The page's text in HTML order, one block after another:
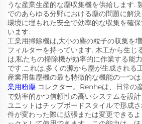
うな産業生産的な塵収集機を供給します.
でのあらゆる分野における塵の問題に解
環境に埋もれた安全で効率的な収集を確
います.
工業用掃除機は,大小の塵の粒子の収集を
フィルターを持っています. 木工から生じ
は,私たちの掃除機が効率的に作業する能
です.これは,多くの源から塵が生成される
産業用集塵機の最も特徴的な機能の一つ
業用粉塵 コレクター。Renheは、日常の
で効率的かつ信頼性の高いシステムを設
ユニットはチップボードスタイルで形成
件が変わった際に拡張または変更できる